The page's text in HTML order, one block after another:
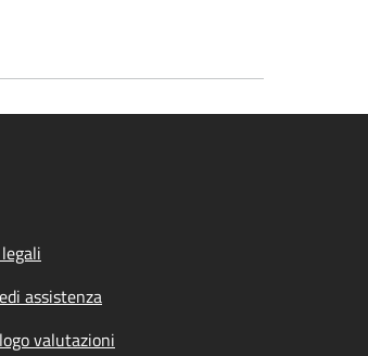
assistenza
valutazioni